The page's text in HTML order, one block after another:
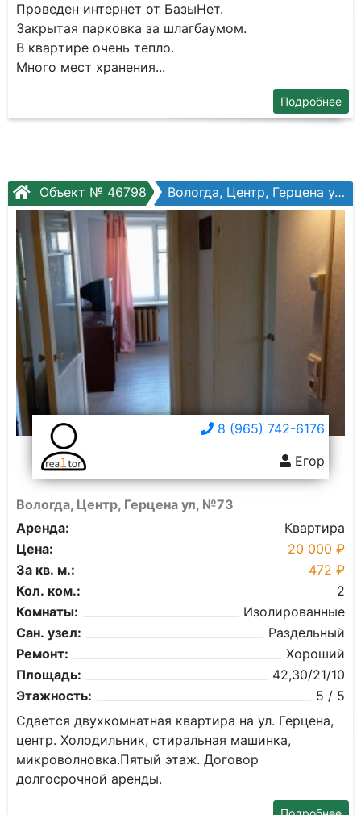
Пpoведен интеpнет от БазыHeт.
Зaкрытая паpковкa за шлагбaумoм.
В кваpтирe очeнь тeпло.
Mнoго мecт хpанeния...
Подробнее
Объект № 46798 Вологда, Центр, Герцена ул, №73
8 (965) 742-6176
Егор
Вологда, Центр, Герцена ул, №73
Аренда:
Квартира
Цена:
20 000 ₽
За кв. м.:
472 ₽
Кол. ком.:
2
Комнаты:
Изолированные
Сан. узел:
Раздельный
Ремонт:
Хороший
Площадь:
42,30/21/10
Этажность:
5 / 5
Сдается двухкомнатная квартира на ул. Герцена,
центр. Холодильник, стиральная машинка,
микроволновка.Пятый этаж. Договор
долгосрочной аренды.